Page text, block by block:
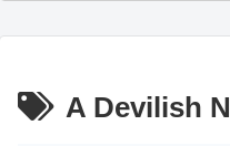
A Devilish